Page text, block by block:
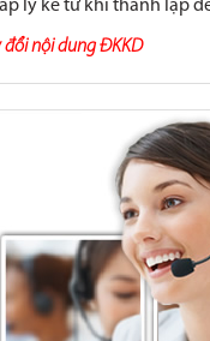
lý kể từ khi thành lập
nội dung ĐKKD